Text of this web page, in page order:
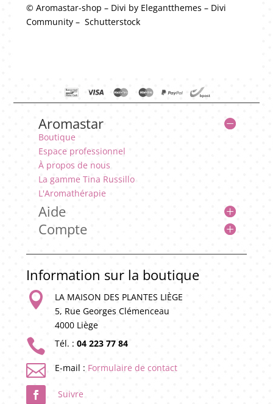
© Aromastar-shop – Divi by Elegantthemes – Divi
Community – Schutterstock
Aromastar
Boutique
Espace professionnel
À propos de nous
La gamme Tina Russillo
L'Aromathérapie
Aide
Compte
Information sur la boutique

LA MAISON DES PLANTES LIÈGE
5, Rue Georges Clémenceau
4000 Liège
 Tél. : 04 223 77 84
 E-mail : Formulaire de contact
Suivre